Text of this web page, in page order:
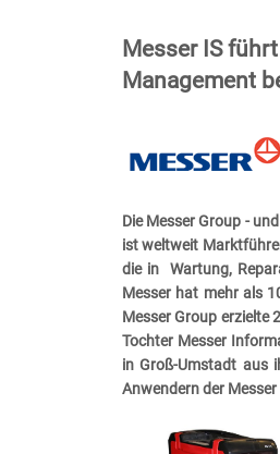
Messer IS
Management
Die Messer Group -
ist weltweit
die in Wartung,
Messer hat mehr als
Messer Group erzielte
Tochter Messer
in Groß-Umstadt aus
Anwendern der